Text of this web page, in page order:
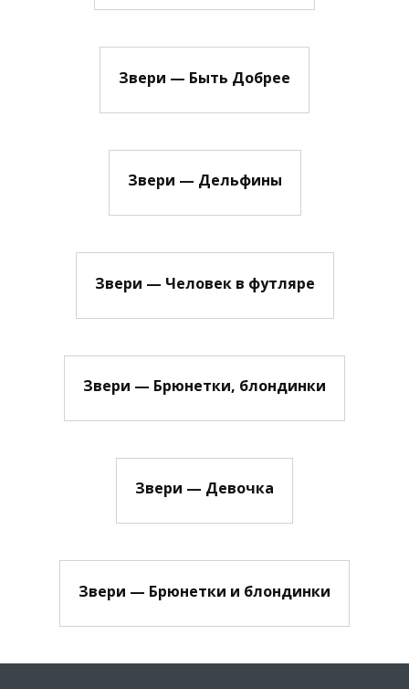
Звери — Быть Добрее
Звери — Дельфины
Звери — Человек в футляре
Звери — Брюнетки, блондинки
Звери — Девочка
Звери — Брюнетки и блондинки